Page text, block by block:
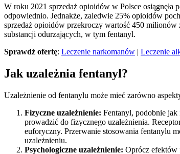
W roku 2021 sprzedaż opioidów w Polsce
odpowiednio. Jednakże, zaledwie 25% opioidów
sprzedaż opioidów przekroczy wartość 450 milionów
substancji odurzających, w tym fentanyl.
Sprawdź ofertę: Leczenie narkomanów | Leczenie
Jak uzależnia fentanyl?
Uzależnienie od fentanylu może mieć zarówno
Fizyczne uzależnienie: Fentanyl, podobnie jak
prowadzić do fizycznego uzależnienia.
euforyczny. Przerwanie stosowania fentanylu
uzależnieniu.
Psychologiczne uzależnienie: Oprócz efektów